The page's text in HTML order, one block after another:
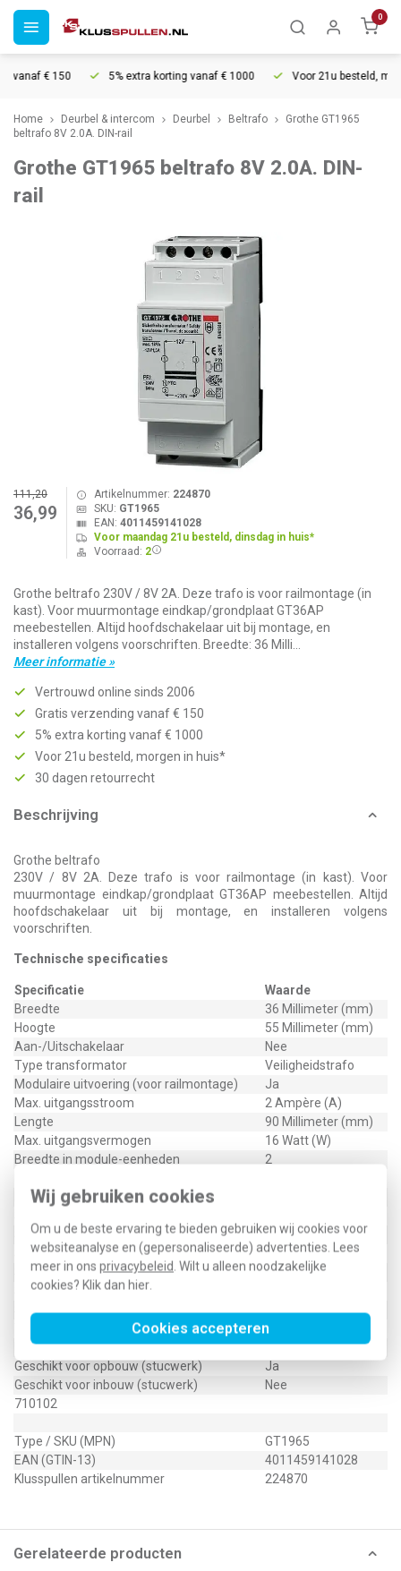
Wij gebruiken cookies
Om u de beste ervaring te bieden gebruiken wij cookies voor
websiteanalyse en (gepersonaliseerde) advertenties. Lees
meer in ons privacybeleid. Wilt u alleen noodzakelijke
cookies? Klik dan hier.
Cookies accepteren
0
€ 150 5% extra korting vanaf € 1000 Voor 21u besteld,
Home Deurbel & intercom Deurbel Beltrafo
Grothe GT1965
beltrafo 8V 2.0A. DIN-rail
Grothe GT1965 beltrafo 8V 2.0A. DIN-
rail
111,20
36,99
Artikelnummer: 224870
SKU: GT1965
EAN: 4011459141028
Voor maandag 21u besteld, dinsdag in huis*
Voorraad: 2
Grothe beltrafo 230V / 8V 2A. Deze trafo is voor railmontage (in
kast). Voor muurmontage eindkap/grondplaat GT36AP
meebestellen. Altijd hoofdschakelaar uit bij montage, en
installeren volgens voorschriften. Breedte: 36 Milli...
Meer informatie »
Vertrouwd online sinds 2006
Gratis verzending vanaf € 150
5% extra korting vanaf € 1000
Voor 21u besteld, morgen in huis*
30 dagen retourrecht
Beschrijving
Grothe beltrafo
230V / 8V 2A. Deze trafo is voor railmontage (in kast). Voor
muurmontage eindkap/grondplaat GT36AP meebestellen. Altijd
hoofdschakelaar uit bij montage, en installeren volgens
voorschriften.
Technische specificaties
Specificatie
Waarde
Breedte
36 Millimeter (mm)
Hoogte
55 Millimeter (mm)
Aan-/Uitschakelaar
Nee
Type transformator
Veiligheidstrafo
Modulaire uitvoering (voor railmontage)
Ja
Max. uitgangsstroom
2 Ampère (A)
Lengte
90 Millimeter (mm)
Max. uitgangsvermogen
16 Watt (W)
Breedte in module-eenheden
2
Primaire spanning
Secundaire spanning 2
0 Volt (V)
Secundaire spanning 3
0 Volt (V)
Secundaire stroomsterkte 1
2 Ampère (A)
Secundaire stroomsterkte 2
Secundaire stroomsterkte 3
0 Ampère (A)
Temperatuurbescherming
Nee
Max. verliesvermogen
0 Watt (W)
Geschikt voor opbouw (stucwerk)
Ja
Geschikt voor inbouw (stucwerk)
Nee
710102
Type / SKU (MPN)
GT1965
EAN (GTIN-13)
4011459141028
Klusspullen artikelnummer
224870
Gerelateerde producten